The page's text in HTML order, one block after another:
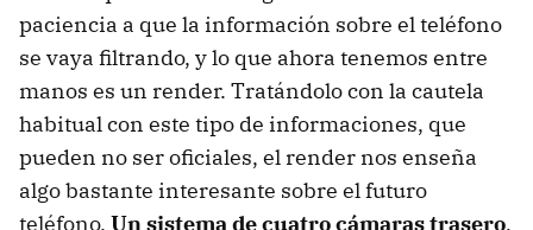
paciencia a que la información sobre el teléfono
se vaya filtrando, y lo que ahora tenemos entre
manos es un render. Tratándolo con la cautela
habitual con este tipo de informaciones, que
pueden no ser oficiales, el render nos enseña
algo bastante interesante sobre el futuro
teléfono. Un sistema de cuatro cámaras trasero,